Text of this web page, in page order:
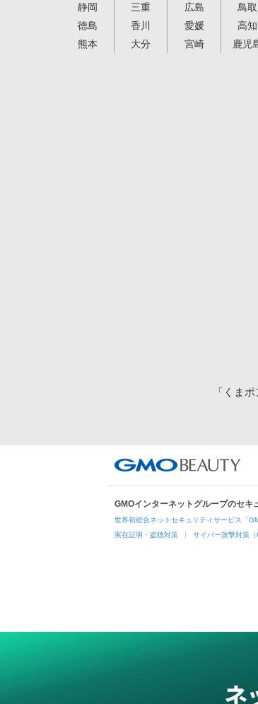
静岡
三重 広島 鳥取
徳島
香川 愛媛 高知
熊本
大分 宮崎 鹿児
「くま
GMOインターネットグループのセキ
世界初総合ネットセキュリティサービス「
実在証明・盗聴対策 サイバー攻撃対策（